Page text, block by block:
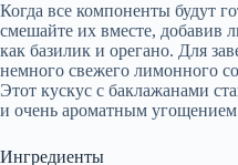
Когда все компоненты будут
смешайте их вместе, добавив
как базилик и орегано. Для
немного свежего лимонного
Этот кускус с баклажанами
и очень ароматным
Ингредиенты